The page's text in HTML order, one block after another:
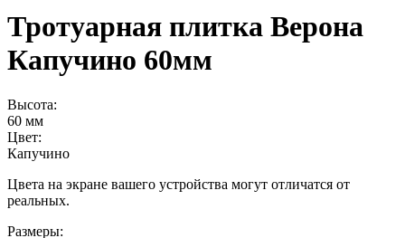
Тротуарная плитка Верона
Капучино 60мм
Высота:
60 мм
Цвет:
Капучино
Цвета на экране вашего устройства могут отличатся от
реальных.
Размеры: